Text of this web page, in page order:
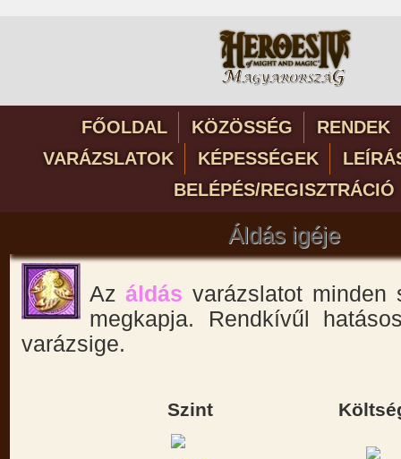
FŐOLDAL KÖZÖSSÉG
RENDEK
VARÁZSLATOK
KÉPESSÉGEK
BELÉPÉS/REGISZTRÁCIÓ
Áldás igéje
Azáldásvarázslatot minden
megkapja. Rendkívűl
varázsige.
Szint